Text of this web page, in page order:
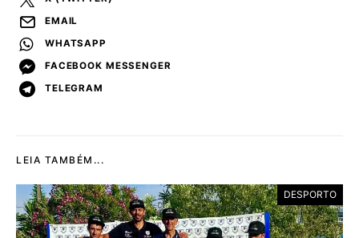
EMAIL
WHATSAPP
FACEBOOK MESSENGER
TELEGRAM
LEIA TAMBÉM...
DESPORTO